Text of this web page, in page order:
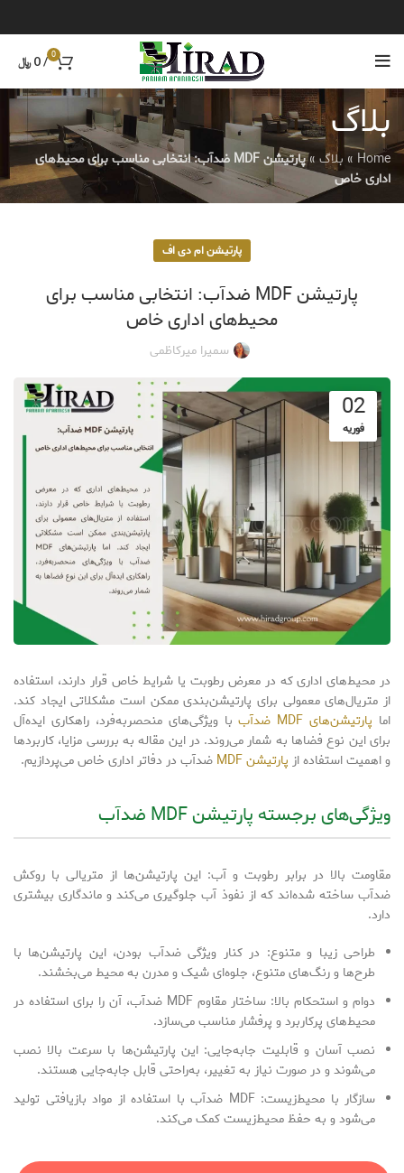
0
/
0 ﷼
بلاگ
Home
» بلاگ »
پارتیشن MDF ضدآب: انتخابی مناسب برای محیط‌های
اداری خاص
پارتیشن ام دی اف
پارتیشن MDF ضدآب: انتخابی مناسب برای
محیط‌های اداری خاص
سمیرا میرکاظمی
02
فوریه
در محیط‌های اداری که در معرض رطوبت یا شرایط خاص قرار دارند، استفاده
از متریال‌های معمولی برای پارتیشن‌بندی ممکن است مشکلاتی ایجاد کند.
اما پارتیشن‌های MDF ضدآب
با ویژگی‌های منحصربه‌فرد، راهکاری ایده‌آل
برای این نوع فضاها به شمار می‌روند. در این مقاله به بررسی مزایا، کاربردها
و اهمیت استفاده از پارتیشن MDF ضدآب در دفاتر اداری خاص می‌پردازیم.
ویژگی‌های برجسته پارتیشن MDF ضدآب
مقاومت بالا در برابر رطوبت و آب: این پارتیشن‌ها از متریالی با روکش
ضدآب ساخته شده‌اند که از نفوذ آب جلوگیری می‌کند و ماندگاری بیشتری
دارد.
طراحی زیبا و متنوع: در کنار ویژگی ضدآب بودن، این پارتیشن‌ها با
طرح‌ها و رنگ‌های متنوع، جلوه‌ای شیک و مدرن به محیط می‌بخشند.
دوام و استحکام بالا: ساختار مقاوم MDF ضدآب، آن را برای استفاده در
محیط‌های پرکاربرد و پرفشار مناسب می‌سازد.
نصب آسان و قابلیت جابه‌جایی: این پارتیشن‌ها با سرعت بالا نصب
می‌شوند و در صورت نیاز به تغییر، به‌راحتی قابل جابه‌جایی هستند.
سازگار با محیط‌زیست: MDF ضدآب با استفاده از مواد بازیافتی تولید
می‌شود و به حفظ محیط‌زیست کمک می‌کند.